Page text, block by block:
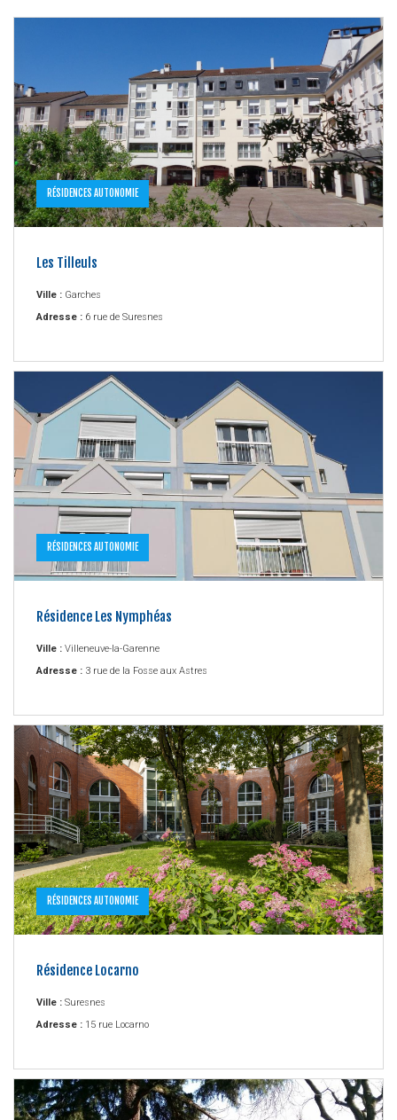
RÉSIDENCES AUTONOMIE
Les Tilleuls
Ville : Garches
Adresse : 6 rue de Suresnes
RÉSIDENCES AUTONOMIE
Résidence Les Nymphéas
Ville : Villeneuve-la-Garenne
Adresse : 3 rue de la Fosse aux Astres
RÉSIDENCES AUTONOMIE
Résidence Locarno
Ville : Suresnes
Adresse : 15 rue Locarno